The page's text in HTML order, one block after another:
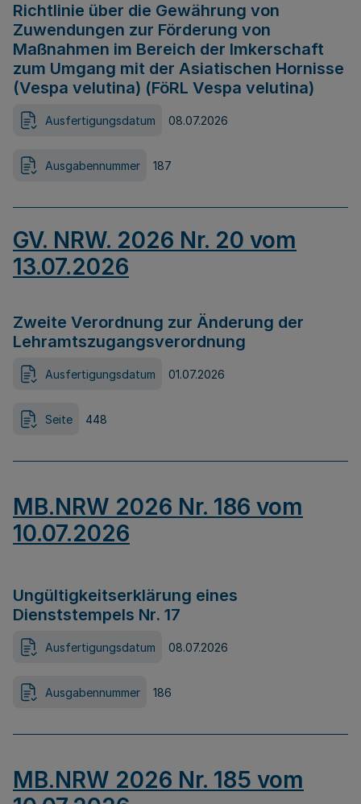
Richtlinie über die Gewährung von
Zuwendungen zur Förderung von
Maßnahmen im Bereich der Imkerschaft
zum Umgang mit der Asiatischen Hornisse
(Vespa velutina) (FöRL Vespa velutina)
Ausfertigungsdatum 08.07.2026
Ausgabennummer 187
GV. NRW. 2026 Nr. 20 vom
13.07.2026
Zweite Verordnung zur Änderung der
Lehramtszugangsverordnung
Ausfertigungsdatum 01.07.2026
Seite 448
MB.NRW 2026 Nr. 186 vom
10.07.2026
Ungültigkeitserklärung eines
Dienststempels Nr. 17
Ausfertigungsdatum 08.07.2026
Ausgabennummer 186
MB.NRW 2026 Nr. 185 vom